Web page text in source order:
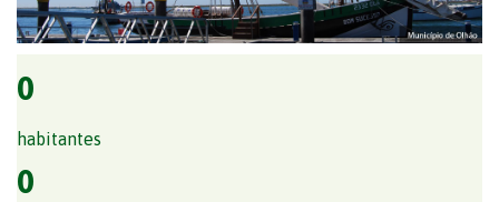
0
habitantes
0